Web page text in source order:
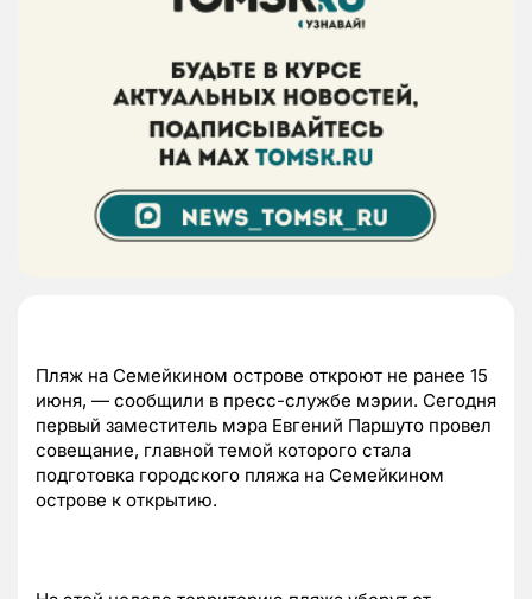
Пляж на Семейкином острове откроют не ранее 15
июня, — сообщили в пресс-службе мэрии. Сегодня
первый заместитель мэра Евгений Паршуто провел
совещание, главной темой которого стала
подготовка городского пляжа на Семейкином
острове к открытию.